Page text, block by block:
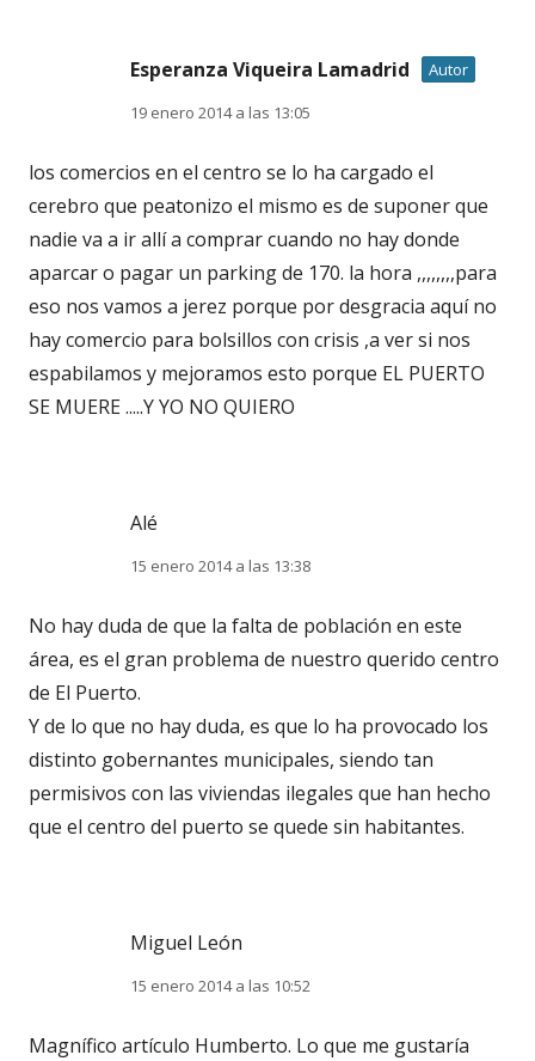
Esperanza Viqueira Lamadrid
Autor
19 enero 2014 a las 13:05
los comercios en el centro se lo ha cargado el
cerebro que peatonizo el mismo es de suponer que
nadie va a ir allí a comprar cuando no hay donde
aparcar o pagar un parking de 170. la hora ,,,,,,,,para
eso nos vamos a jerez porque por desgracia aquí no
hay comercio para bolsillos con crisis ,a ver si nos
espabilamos y mejoramos esto porque EL PUERTO
SE MUERE .....Y YO NO QUIERO
Alé
15 enero 2014 a las 13:38
No hay duda de que la falta de población en este
área, es el gran problema de nuestro querido centro
de El Puerto.
Y de lo que no hay duda, es que lo ha provocado los
distinto gobernantes municipales, siendo tan
permisivos con las viviendas ilegales que han hecho
que el centro del puerto se quede sin habitantes.
Miguel León
15 enero 2014 a las 10:52
Magnífico artículo Humberto. Lo que me gustaría